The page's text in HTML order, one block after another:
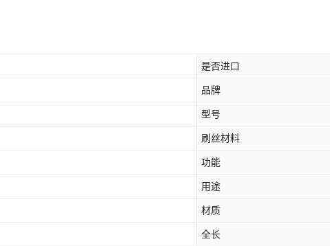
是否进口
品牌
型号
刷丝材料
功能
用途
材质
全长